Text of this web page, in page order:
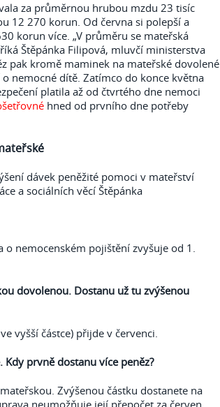
za průměrnou hrubou mzdu 23 tisíc
12 270 korun. Od června si polepší a
korun více. „V průměru se mateřská
Štěpánka Filipová, mluvčí ministerstva
pak kromě maminek na mateřské dovolené
nemocné dítě. Zatímco do konce května
platila až od čtvrtého dne nemoci
hned od prvního dne potřeby
dávek peněžité pomoci v mateřství
a sociálních věcí Štěpánka
o nemocenském pojištění zvyšuje od 1.
dovolenou. Dostanu už tu zvýšenou
vyšší částce) přijde v červenci.
prvně dostanu více peněz?
Zvýšenou částku dostanete na